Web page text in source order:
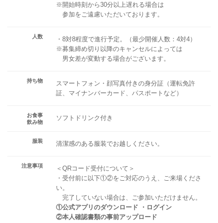
※開始時刻から30分以上遅れる場合は
参加をご遠慮いただいております。
人数
・8対8程度で進行予定。（最少開催人数：4対4）
※募集締め切り以降のキャンセルによっては
男女差が変動する場合がございます。
持ち物
スマートフォン・顔写真付きの身分証（運転免許
証、マイナンバーカード、パスポートなど）
お食事
飲み物
ソフトドリンク付き
服装 清潔感のある服装でお越しください。
注意事項
＜QRコード受付について＞
・受付前に以下①②をご対応のうえ、ご来場くださ
い。
完了していない場合は、ご参加いただけません。
①公式アプリのダウンロード ・ログイン
②本人確認書類の事前アップロード